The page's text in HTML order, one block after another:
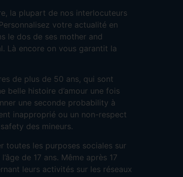
la plupart de nos interlocuteurs
votre actualité en
le dos de ses mother and
Là encore on vous garantit la
de plus de 50 ans, qui sont
belle histoire d’amour une fois
une seconde probability à
inapproprié ou un non-respect
des mineurs.
toutes les purposes sociales sur
de 17 ans. Même après 17
leurs activités sur les réseaux